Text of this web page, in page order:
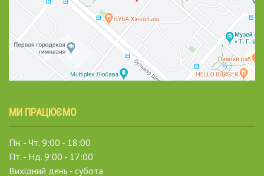
МИ ПРАЦЮЄМО
Пн. - Чт. 9:00 - 18:00
Пт. - Нд. 9:00 - 17:00
Вихідний день - субота